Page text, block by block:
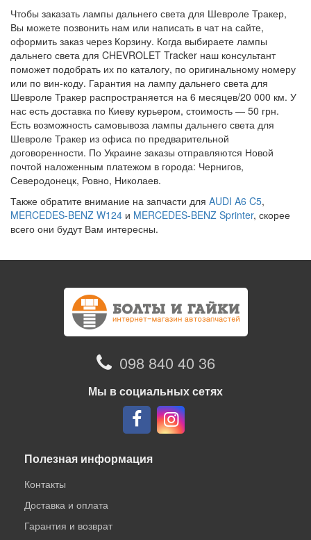
Чтобы заказать лампы дальнего света для Шевроле Тракер,
Вы можете позвонить нам или написать в чат на сайте,
оформить заказ через Корзину. Когда выбираете лампы
дальнего света для CHEVROLET Tracker наш консультант
поможет подобрать их по каталогу, по оригинальному номеру
или по вин-коду. Гарантия на лампу дальнего света для
Шевроле Тракер распространяется на 6 месяцев/20 000 км. У
нас есть доставка по Киеву курьером, стоимость — 50 грн.
Есть возможность самовывоза лампы дальнего света для
Шевроле Тракер из офиса по предварительной
договоренности. По Украине заказы отправляются Новой
почтой наложенным платежом в города: Чернигов,
Северодонецк, Ровно, Николаев.
Также обратите внимание на запчасти для AUDI A6 C5,
MERCEDES-BENZ W124 и MERCEDES-BENZ Sprinter, скорее
всего они будут Вам интересны.
098 840 40 36
Мы в социальных сетях
Полезная информация
Контакты
Доставка и оплата
Гарантия и возврат